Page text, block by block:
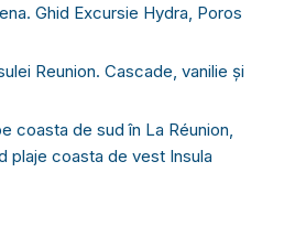
Ghid Excursie Hydra, Poros
Reunion. Cascade, vanilie și
coasta de sud în La Réunion,
plaje coasta de vest Insula